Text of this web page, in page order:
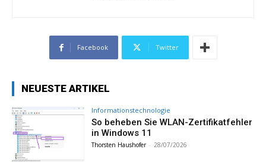
Facebook Twitter
NEUESTE ARTIKEL
Informationstechnologie
So beheben Sie WLAN-Zertifikatfehler
in Windows 11
Thorsten Haushofer - 28/07/2026